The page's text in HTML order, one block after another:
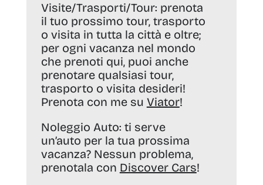
Visite/Trasporti/Tour: prenota
il tuo prossimo tour, trasporto
o visita in tutta la città e oltre;
per ogni vacanza nel mondo
che prenoti qui, puoi anche
prenotare qualsiasi tour,
trasporto o visita desideri!
Prenota con me su Viator!
Noleggio Auto: ti serve
un’auto per la tua prossima
vacanza? Nessun problema,
prenotala con Discover Cars!